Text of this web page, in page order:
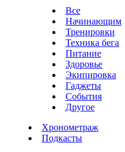
Все
Начинающим
Тренировки
Техника бега
Питание
Здоровье
Экипировка
Гаджеты
События
Другое
Хронометраж
Подкасты